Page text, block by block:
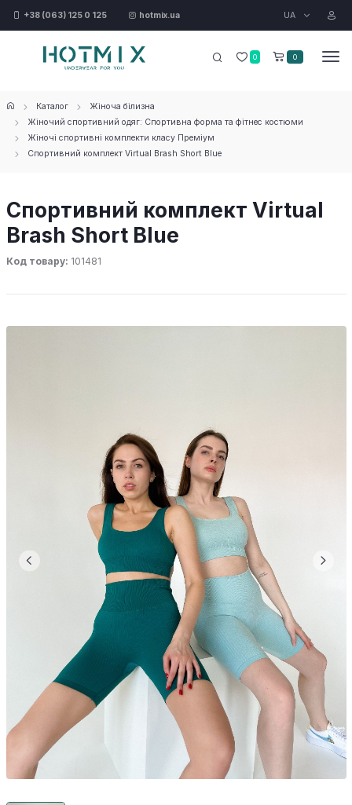
+38 (063) 125 0 125 hotmix.ua UA
0 0
Каталог
Жіноча білизна
Жіночий спортивний одяг: Спортивна форма та фітнес костюми
Жіночі спортивні комплекти класу Преміум
Спортивний комплект Virtual Brash Short Blue
Спортивний комплект Virtual
Brash Short Blue
Код товару: 101481